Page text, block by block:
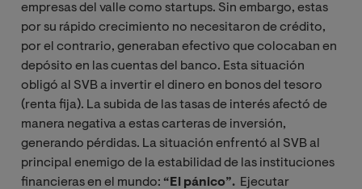
empresas del valle como startups. Sin embargo, estas
por su rápido crecimiento no necesitaron de crédito,
por el contrario, generaban efectivo que colocaban en
depósito en las cuentas del banco. Esta situación
obligó al SVB a invertir el dinero en bonos del tesoro
(renta fija). La subida de las tasas de interés afectó de
manera negativa a estas carteras de inversión,
generando pérdidas. La situación enfrentó al SVB al
principal enemigo de la estabilidad de las instituciones
financieras en el mundo: “El pánico”. Ejecutar